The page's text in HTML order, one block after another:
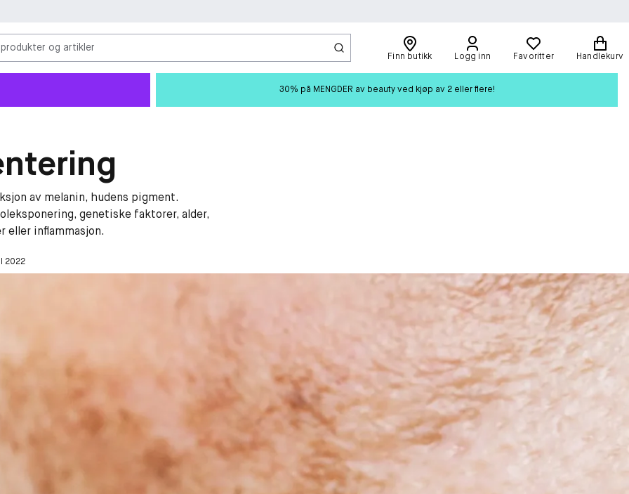
og artikler
Finn butikk Logg inn Favoritter Handlekurv
30% på MENGDER av beauty ved kjøp av 2 eller flere!
av melanin, hudens pigment.
genetiske faktorer, alder,
eller inflammasjon.
2022